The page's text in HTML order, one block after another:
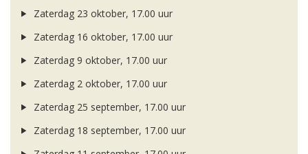
Zaterdag 23 oktober, 17.00 uur
Zaterdag 16 oktober, 17.00 uur
Zaterdag 9 oktober, 17.00 uur
Zaterdag 2 oktober, 17.00 uur
Zaterdag 25 september, 17.00 uur
Zaterdag 18 september, 17.00 uur